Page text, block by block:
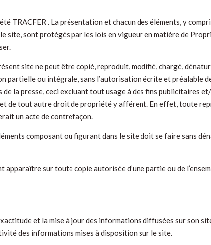
TRACFER . La présentation et chacun des éléments, y
site, sont protégés par les lois en vigueur en matière de
site ne peut être copié, reproduit, modifié, chargé,
partielle ou intégrale, sans l’autorisation écrite et préalable
de la presse, ceci excluant tout usage à des fins publicitaires
de tout autre droit de propriété y afférent. En effet, toute
un acte de contrefaçon.
composant ou figurant dans le site doit se faire sans
sur toute copie autorisée d’une partie ou de
et la mise à jour des informations diffusées sur son
des informations mises à disposition sur le site.